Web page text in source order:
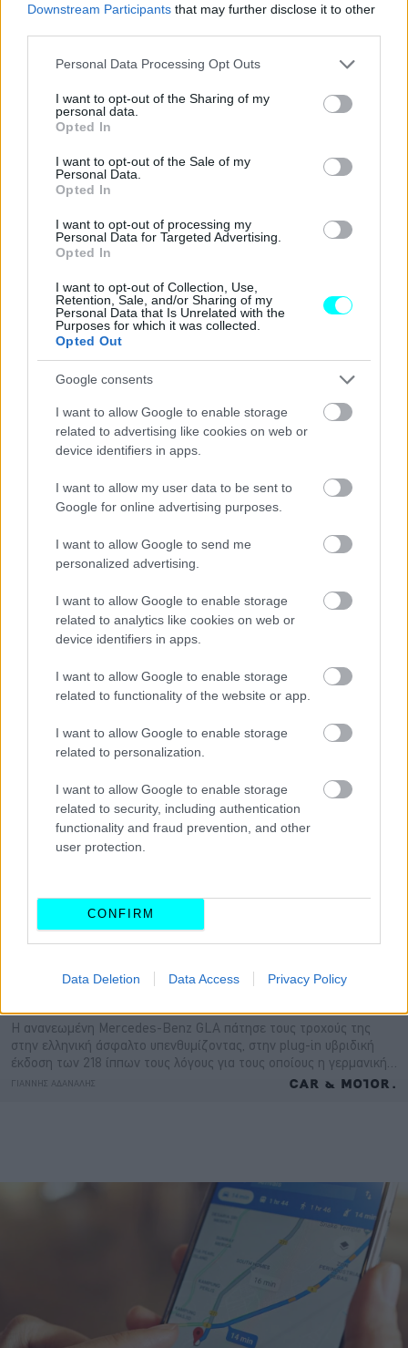
Downstream Participants that may further disclose it to other
Please note that this website/app uses one or more Google
not limited to your visit or usage behaviour. You may click to
grant or deny consent to Google and its third-party tags to
use your data for below specified purposes in below Google
consent section.
Personal Data Processing Opt Outs
I want to opt-out of the Sharing of my
personal data.
Opted In
I want to opt-out of the Sale of my
Personal Data.
Opted In
I want to opt-out of processing my
Personal Data for Targeted Advertising.
Opted In
I want to opt-out of Collection, Use,
Retention, Sale, and/or Sharing of my
Personal Data that Is Unrelated with the
Purposes for which it was collected.
Opted Out
Google consents
I want to allow Google to enable storage
related to advertising like cookies on web or
device identifiers in apps.
I want to allow my user data to be sent to
Google for online advertising purposes.
I want to allow Google to send me
personalized advertising.
I want to allow Google to enable storage
related to analytics like cookies on web or
device identifiers in apps.
I want to allow Google to enable storage
related to functionality of the website or app.
I want to allow Google to enable storage
related to personalization.
I want to allow Google to enable storage
related to security, including authentication
functionality and fraud prevention, and other
user protection.
CONFIRM
Data Deletion Data Access Privacy Policy
για την αναβάθμιση της Lamborghini Urus με την
Διαβάστε επίσης: